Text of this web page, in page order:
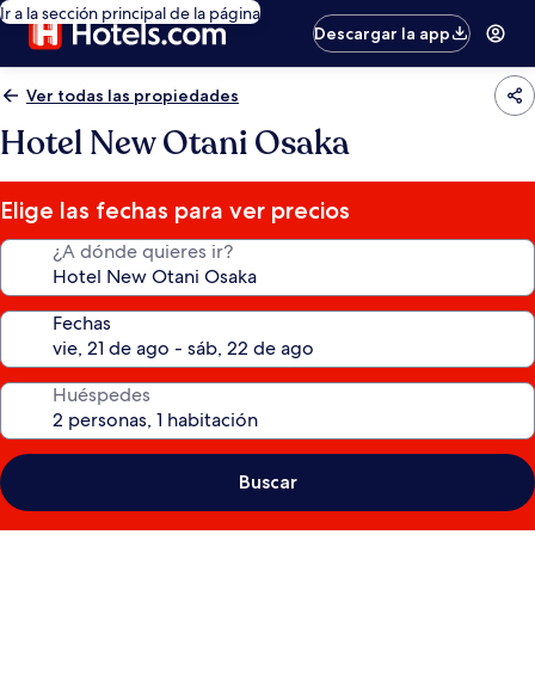
Ir a la sección principal de la página
Descargar la app
Ver todas las propiedades
Hotel New Otani Osaka
Elige las fechas para ver precios
¿A dónde quieres ir?
Fechas
Huéspedes
Buscar